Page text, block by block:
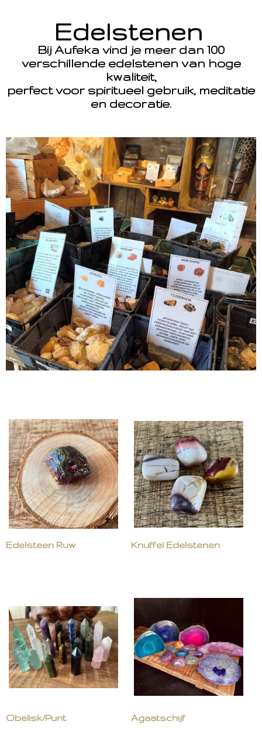
Edelstenen
Bij Aufeka vind je meer dan 100
verschillende edelstenen van hoge
kwaliteit,
perfect voor spiritueel gebruik, meditatie
en decoratie.
Edelsteen Ruw Knuffel Edelstenen
Obelisk/Punt Agaatschijf